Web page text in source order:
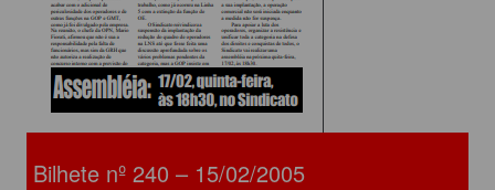
Bilhete nº 240 – 15/02/2005